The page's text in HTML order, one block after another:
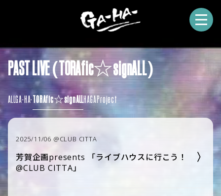
PAST LIVE (TORAfic☆signALL)
ALLGA-HA-TORAfic☆signALLHAGA Project
2025/11/06 @CLUB CITTA
芳賀企画presents 「ライブハウスに行こう！
@CLUB CITTA」